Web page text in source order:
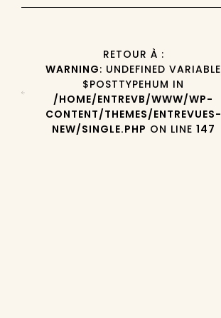
RETOUR À :
WARNING: UNDEFINED VARIABLE
$POSTTYPEHUM IN
/HOME/ENTREVB/WWW/WP-
CONTENT/THEMES/ENTREVUES-
NEW/SINGLE.PHP ON LINE 147